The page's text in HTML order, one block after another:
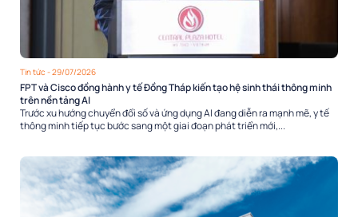
Tin tức - 29/07/2026
FPT và Cisco đồng hành y tế Đồng Tháp kiến tạo hệ sinh thái thông minh
trên nền tảng AI
Trước xu hướng chuyển đổi số và ứng dụng AI đang diễn ra mạnh mẽ, y tế
thông minh tiếp tục bước sang một giai đoạn phát triển mới,...